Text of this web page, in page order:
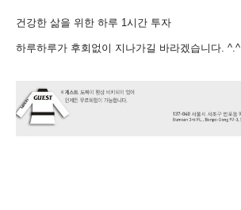
건강한 삶을 위한 하루 1시간 투자
하루하루가 후회없이 지나가길 바라겠습니다. ^.^